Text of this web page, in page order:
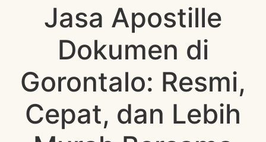
Jasa Apostille
Dokumen di
Gorontalo: Resmi,
Cepat, dan Lebih